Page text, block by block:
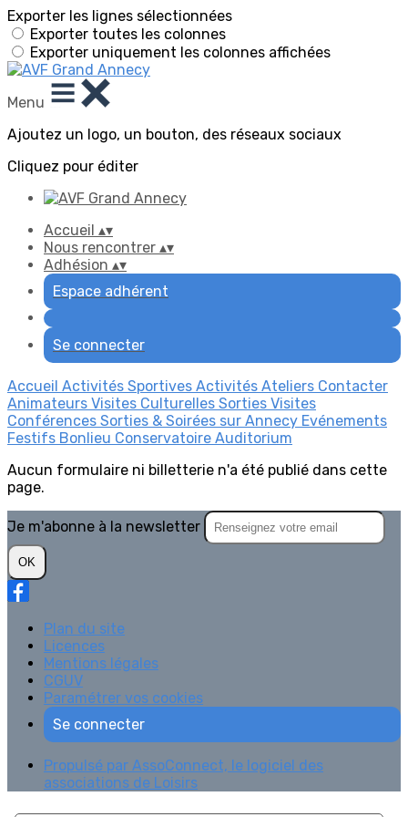
Exporter les lignes sélectionnées
Exporter toutes les colonnes
Exporter uniquement les colonnes affichées
Menu
Ajoutez un logo, un bouton, des réseaux sociaux
Cliquez pour éditer
Accueil ▴▾
Nous rencontrer ▴▾
Adhésion ▴▾
Espace adhérent
Se connecter
Accueil Activités Sportives Activités Ateliers Contacter
Animateurs Visites Culturelles Sorties Visites
Conférences Sorties & Soirées sur Annecy Evénements
Festifs Bonlieu Conservatoire Auditorium
Aucun formulaire ni billetterie n'a été publié dans cette
page.
Je m'abonne à la newsletter
OK
Plan du site
Licences
Mentions légales
CGUV
Paramétrer vos cookies
Se connecter
Propulsé par AssoConnect, le logiciel des
associations de Loisirs